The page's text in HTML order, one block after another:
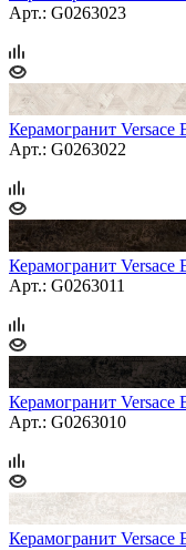
Арт.: G0263023
Керамогранит Versace
Арт.: G0263022
Керамогранит
Арт.: G0263011
Керамогранит Versace
Арт.: G0263010
Керамогранит Versace